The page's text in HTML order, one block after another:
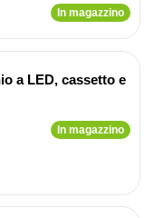
In magazzino
a LED, cassetto e
In magazzino